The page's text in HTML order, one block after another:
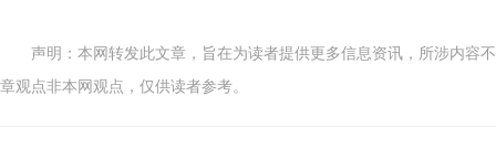
声明：本网转发此文章，旨在为读者提供更多信息资讯，所涉内容
章观点非本网观点，仅供读者参考。